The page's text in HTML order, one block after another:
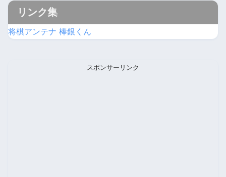
リンク集
将棋アンテナ 棒銀くん
スポンサーリンク